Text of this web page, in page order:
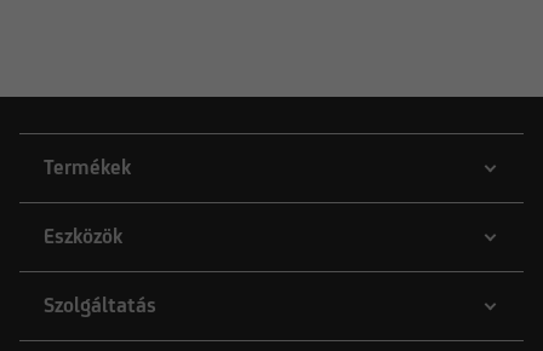
Termékek
Eszközök
Szolgáltatás